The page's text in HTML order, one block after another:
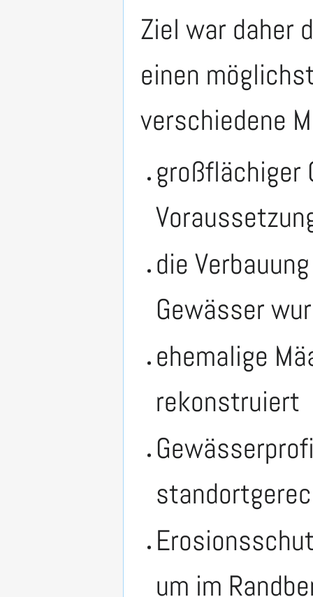
Ziel war daher
einen
verschiedene
großflächiger
die
Gewässer
ehemalige
rekonstruiert
um im